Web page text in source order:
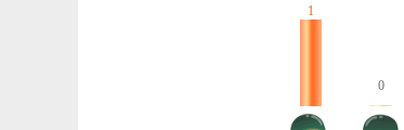
1
0